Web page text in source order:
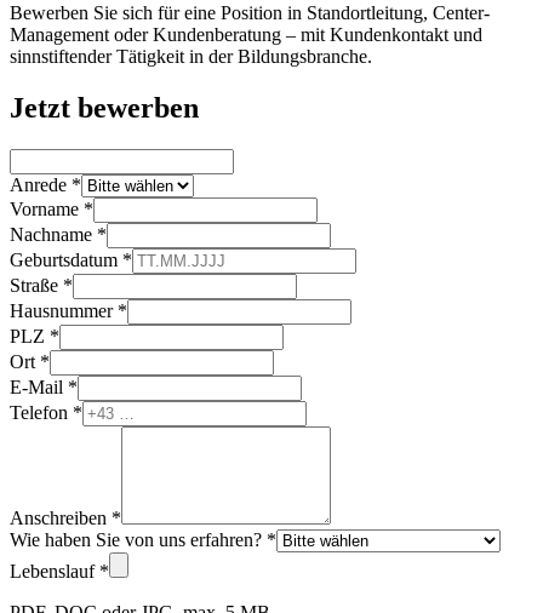
Bewerben Sie sich für eine Position in Standortleitung, Center-
Management oder Kundenberatung – mit Kundenkontakt und
sinnstiftender Tätigkeit in der Bildungsbranche.
Jetzt bewerben
Anrede *
Vorname *
Nachname *
Geburtsdatum *
Straße *
Hausnummer *
PLZ *
Ort *
E-Mail *
Telefon *
Anschreiben *
Wie haben Sie von uns erfahren? *
Lebenslauf *